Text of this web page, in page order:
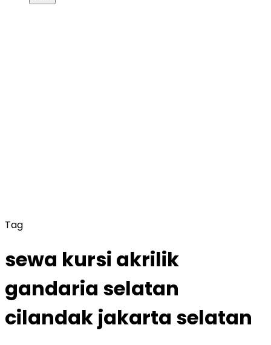
Tag
sewa kursi akrilik
gandaria selatan
cilandak jakarta selatan